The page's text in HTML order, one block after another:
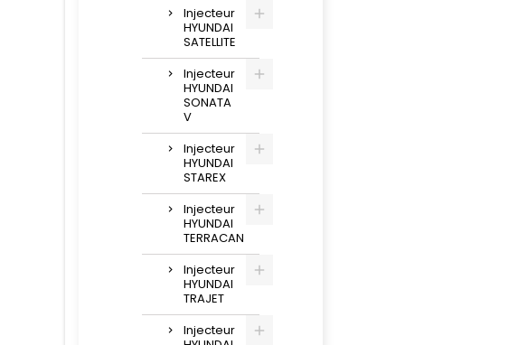
Injecteur
HYUNDAI
SATELLITE
Injecteur
HYUNDAI
SONATA
V
Injecteur
HYUNDAI
STAREX
Injecteur
HYUNDAI
TERRACAN
Injecteur
HYUNDAI
TRAJET
Injecteur